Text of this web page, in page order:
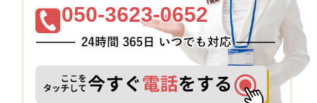
050-3623-0652